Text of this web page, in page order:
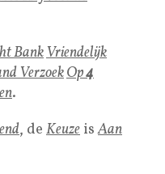
BankVriendelijk
VerzoekOp4
.
, de Keuze isAan